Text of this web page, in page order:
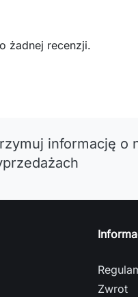
żadnej recenzji.
informację o
Zwrot